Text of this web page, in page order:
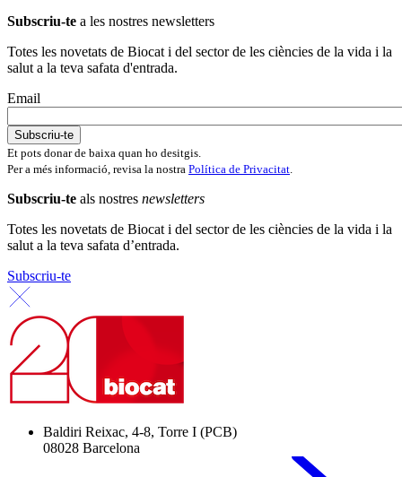
Subscriu-te a les nostres newsletters
Totes les novetats de Biocat i del sector de les ciències de la vida i la
salut a la teva safata d'entrada.
Email
Et pots donar de baixa quan ho desitgis.
Per a més informació, revisa la nostra Política de Privacitat.
Subscriu-te als nostres newsletters
Totes les novetats de Biocat i del sector de les ciències de la vida i la
salut a la teva safata d’entrada.
Subscriu-te
Baldiri Reixac, 4-8, Torre I (PCB)
08028 Barcelona